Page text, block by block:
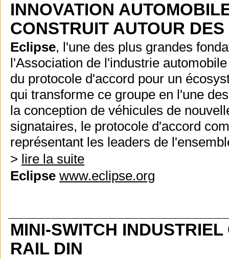
INNOVATION
CONSTRUIT AUTOUR
Eclipse, l'une des plus grandes
l'Association de l'industrie
du protocole d'accord pour un
qui transforme ce groupe en l'une
la conception de véhicules de
signataires, le protocole d'accord
représentant les leaders de
> lire la suite
Eclipse www.eclipse.org
MINI-SWITCH
RAIL DIN